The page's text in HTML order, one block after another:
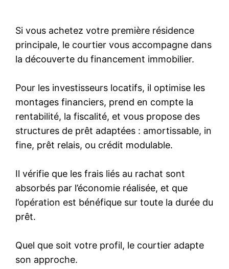
Si vous achetez votre première résidence
principale, le courtier vous accompagne dans
la découverte du financement immobilier.
Pour les investisseurs locatifs, il optimise les
montages financiers, prend en compte la
rentabilité, la fiscalité, et vous propose des
structures de prêt adaptées : amortissable, in
fine, prêt relais, ou crédit modulable.
Il vérifie que les frais liés au rachat sont
absorbés par l’économie réalisée, et que
l’opération est bénéfique sur toute la durée du
prêt.
Quel que soit votre profil, le courtier adapte
son approche.